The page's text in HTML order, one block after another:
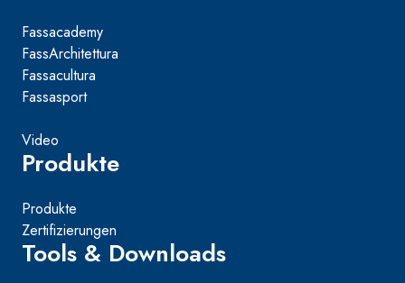
Fassacademy
FassArchitettura
Fassacultura
Fassasport
Video
Produkte
Produkte
Zertifizierungen
Tools & Downloads